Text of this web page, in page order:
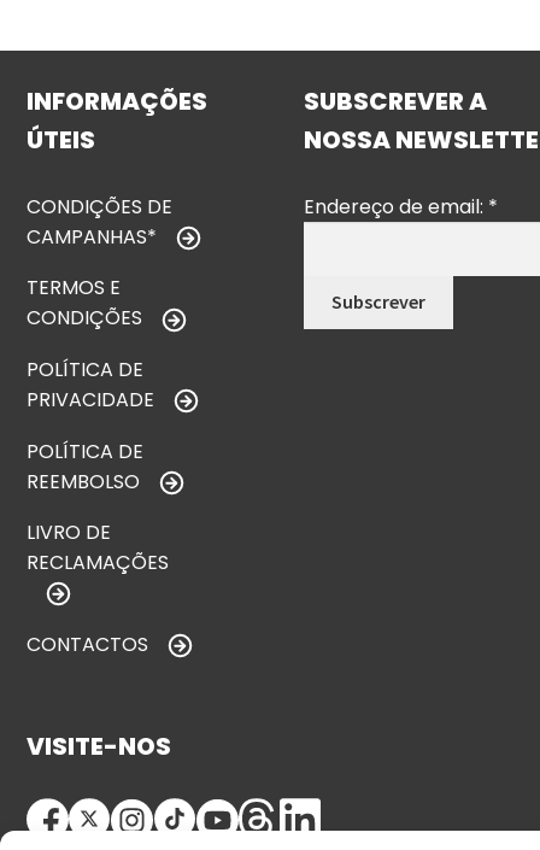
INFORMAÇÕES
ÚTEIS
CONDIÇÕES DE
CAMPANHAS*
TERMOS E
CONDIÇÕES
POLÍTICA DE
PRIVACIDADE
POLÍTICA DE
REEMBOLSO
LIVRO DE
RECLAMAÇÕES
CONTACTOS
SUBSCREVER A
NOSSA
Endereço de email: *
VISITE-NOS